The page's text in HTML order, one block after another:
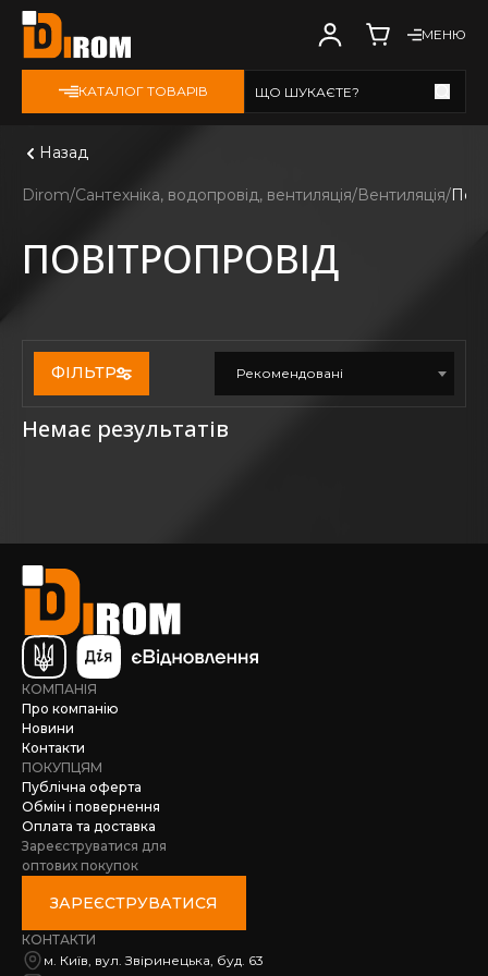
МЕНЮ
КАТАЛОГ ТОВАРІВ ЩО ШУКАЄТЕ?
Назад
Dirom Сантехніка, водопровід, вентиляція Вентиляція
ПОВІТРОПРОВІД
ФІЛЬТР Рекомендовані
Немає результатів
КОМПАНІЯ
Про компанію
Новини
Контакти
ПОКУПЦЯМ
Публічна оферта
Обмін і повернення
Оплата та доставка
Зареєструватися для
оптових покупок
ЗАРЕЄСТРУВАТИСЯ
КОНТАКТИ
м. Київ, вул. Звіринецька, буд. 63